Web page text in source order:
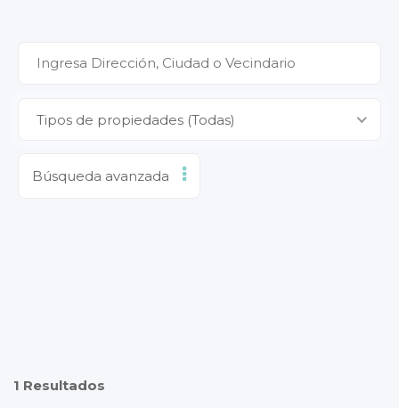
Tipos de propiedades (Todas)
Búsqueda avanzada
1 Resultados